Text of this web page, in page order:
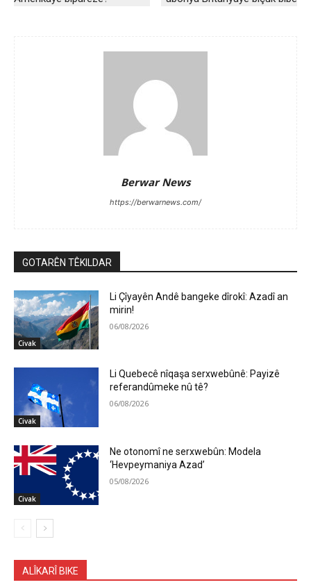
Berwar News
https://berwarnews.com/
GOTARÊN TÊKILDAR
Civak
Li Çîyayên Andê bangeke dîrokî: Azadî an
mirin!
06/08/2026
Civak
Li Quebecê nîqaşa serxwebûnê: Payizê
referandûmeke nû tê?
06/08/2026
Civak
Ne otonomî ne serxwebûn: Modela
‘Hevpeymaniya Azad’
05/08/2026
ALÎKARÎ BIKE